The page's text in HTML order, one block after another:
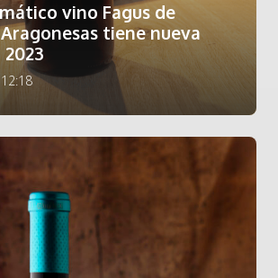
vino Fagus de
tiene nueva